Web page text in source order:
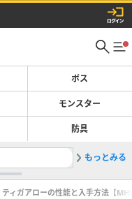
ボス
モンスター
防具
2オトモ
もっとみる
ティガアローの性能と入手方法【